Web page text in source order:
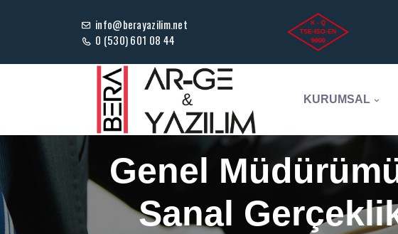
info@berayazilim.net
0 (530) 601 08 44
KURUMSAL
Genel
Sanal